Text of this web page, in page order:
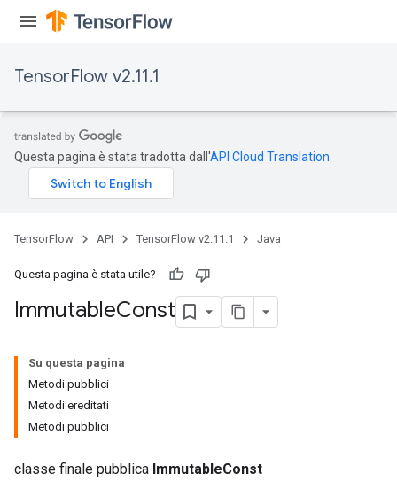
TensorFlow v2.11.1
Questa pagina è stata tradotta dall'API Cloud Translation
TensorFlow API TensorFlow v2.11.1 Java
Questa pagina è stata utile?
ImmutableConst
Su questa pagina
Metodi pubblici
Metodi ereditati
Metodi pubblici
classe finale pubblica ImmutableConst